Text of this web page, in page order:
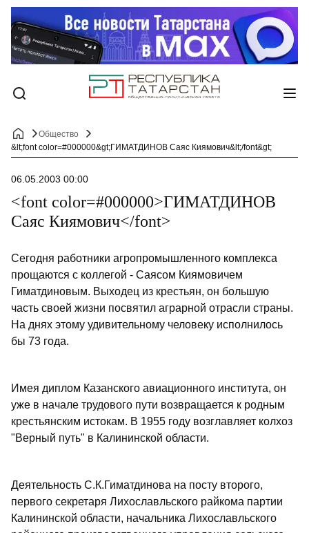
Общество
&lt;font color=#000000&gt;ГИМАТДИНОВ Саяс Киямович&lt;/font&gt;
06.05.2003 00:00
<font color=#000000>ГИМАТДИНОВ
Саяс Киямович</font>
Сегодня работники агропромышленного комплекса
прощаются с коллегой - Саясом Киямовичем
Гиматдиновым. Выходец из крестьян, он большую
часть своей жизни посвятил аграрной отрасли страны.
На днях этому удивительному человеку исполнилось
бы 73 года.
Имея диплом Казанского авиационного института, он
уже в начале трудового пути возвращается к родным
крестьянским истокам. В 1955 году возглавляет колхоз
"Верный путь" в Калининской области.
Деятельность С.К.Гиматдинова на посту второго,
первого секретаря Лихославльского райкома партии
Калининской области, начальника Лихославльского